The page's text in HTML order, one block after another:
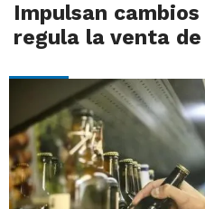
Impulsan
regula la venta